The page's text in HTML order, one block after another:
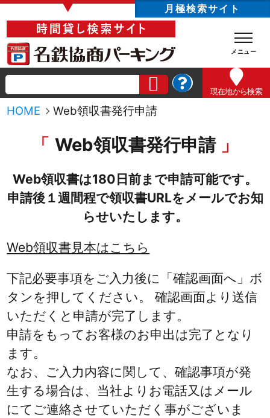
▼ 月極検索サイト
現在地から検索
HOME Web領収書発行申請
Web領収書発行申請
Web領収書は180日前まで申請可能です。
申請後１週間程で領収書URLをメールでお知
らせいたします。
Web領収書見本はこちら
下記必要事項をご入力後に「確認画面へ」ボ
タンを押してください。 確認画面より送信
いただくと申請が完了します。
申請をもってお客様のお申出は完了となり
ます。
なお、ご入力内容に関して、確認事項が発
生する場合は、当社よりお電話又はメール
にてご連絡させていただく事がございま